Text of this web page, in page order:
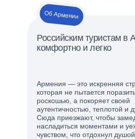
Об Армении
Армения — это искренняя
которая не пытается
роскошью, а покоряет своей
аутентичностью, теплотой и
Сюда приезжают, чтобы
насладиться моментами и
чувством, что отдохнул
Российским туристам в
комфортно и легко